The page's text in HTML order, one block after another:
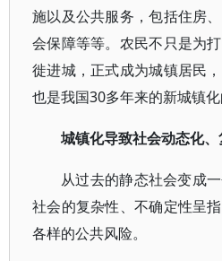
施以及公共服务，包括住房
会保障等等。农民不只是为
徙进城，正式成为城镇居民
也是我国30多年来的新城镇化
城镇化导致社会动态化
从过去的静态社会变成
社会的复杂性、不确定性呈
各样的公共风险。